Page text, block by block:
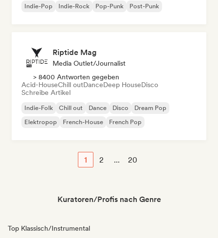
Indie-Pop Indie-Rock Pop-Punk Post-Punk
Riptide Mag
Media Outlet/Journalist
> 8400 Antworten gegeben
Acid-HouseChill outDanceDeep HouseDisco
Schreibe Artikel
Indie-Folk Chill out Dance Disco
Dream Pop
Elektropop
French-House French Pop
1 2 ... 20
Kuratoren/Profis nach Genre
Top Klassisch/Instrumental